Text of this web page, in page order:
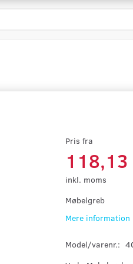
Pris fra
118,13
inkl. moms
Møbelgreb
Mere information
Model/varenr.: